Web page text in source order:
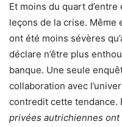
Et moins du quart
leçons de la crise. Même
ont été moins sévères
déclare n’être plus
banque. Une seule
collaboration avec
contredit cette tendance.
privées autrichiennes